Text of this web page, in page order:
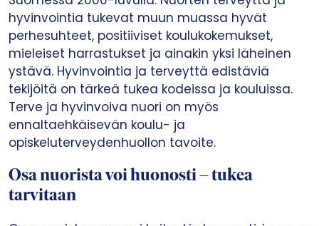
hyvinvointia tukevat muun muassa hyvät
perhesuhteet, positiiviset koulukokemukset,
mieleiset harrastukset ja ainakin yksi läheinen
ystävä. Hyvinvointia ja terveyttä edistäviä
tekijöitä on tärkeä tukea kodeissa ja kouluissa.
Terve ja hyvinvoiva nuori on myös
ennaltaehkäisevän koulu- ja
opiskeluterveydenhuollon tavoite.
Osa nuorista voi huonosti – tukea
tarvitaan